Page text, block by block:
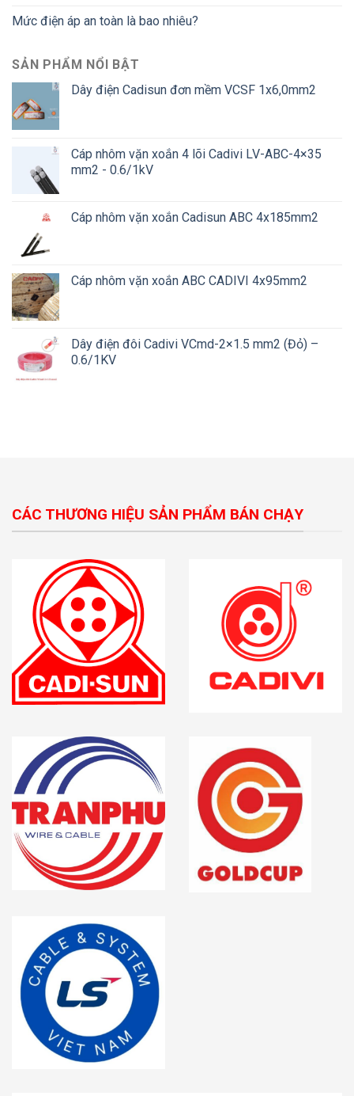
Mức điện áp an toàn là bao nhiêu?
SẢN PHẨM NỔI BẬT
Dây điện Cadisun đơn mềm VCSF 1x6,0mm2
Cáp nhôm vặn xoắn 4 lõi Cadivi LV-ABC-4×35
mm2 - 0.6/1kV
Cáp nhôm vặn xoắn Cadisun ABC 4x185mm2
Cáp nhôm vặn xoắn ABC CADIVI 4x95mm2
Dây điện đôi Cadivi VCmd-2×1.5 mm2 (Đỏ) –
0.6/1KV
CÁC THƯƠNG HIỆU SẢN PHẨM BÁN CHẠY